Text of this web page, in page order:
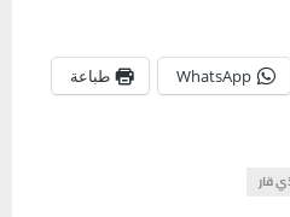
WhatsApp طباعة
قار